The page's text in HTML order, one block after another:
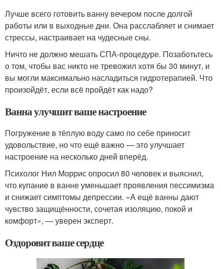
Лучше всего готовить ванну вечером после долгой
работы или в выходные дни. Она расслабляет и снимает
стрессы, настраивает на чудесные сны.
Ничто не должно мешать СПА-процедуре. Позаботьтесь
о том, чтобы вас никто не тревожил хотя бы 30 минут, и
вы могли максимально насладиться гидротерапией. Что
произойдёт, если всё пройдёт как надо?
Ванна улучшит ваше настроение
Погружение в тёплую воду само по себе приносит
удовольствие, но что ещё важно — это улучшает
настроение на несколько дней вперёд.
Психолог Нил Моррис опросил 80 человек и выяснил,
что купание в ванне уменьшает проявления пессимизма
и снижает симптомы депрессии. «А ещё ванны дают
чувство защищённости, сочетая изоляцию, покой и
комфорт», — уверен эксперт.
Оздоровит ваше сердце